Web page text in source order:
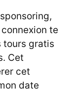
te
tours gratis
Cet
cet
date